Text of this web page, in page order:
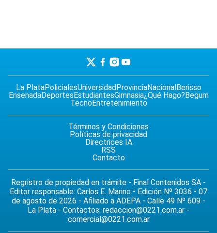
La PlataPolicialesUniversidad ProvinciaNacional Berisso
EnsenadaDeportes EstudiantesGimnasia¿Qué Hago? Begum
TecnoEntretenimiento
Términos y Condiciones
Políticas de privacidad
Directrices IA
RSS
Contacto
Regristro de propiedad en trámite - Final Contenidos SA -
Editor responsable: Carlos E. Marino - Edición Nº 3036 - 07
de agosto de 2026 - Afiliado a ADEPA - Calle 49 Nº 609 -
La Plata - Contactos: redaccion@0221.com.ar -
comercial@0221.com.ar